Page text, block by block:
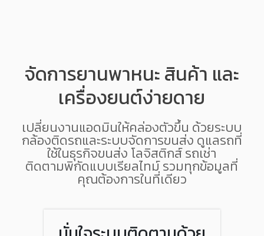
จัดการยานพาหนะ สินค้า และ
เครื่องยนต์ง่ายดาย
เปลี่ยนงานแอดมินให้คล่องตัวขึ้น ด้วยระบบ
กล้องติดรถและระบบจัดการขนส่ง ดูแลรถที่
ใช้ในธุรกิจขนส่ง โลจิสติกส์ รถเช่า
ติดตามพิกัดแบบเรียลไทม์ รวมทุกข้อมูลที่
คุณต้องการในที่เดียว